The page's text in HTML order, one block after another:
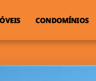
CONDOMÍNIOS